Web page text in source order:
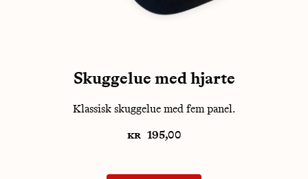
Skuggelue med hjarte
Klassisk skuggelue med fem panel.
kr 195,00